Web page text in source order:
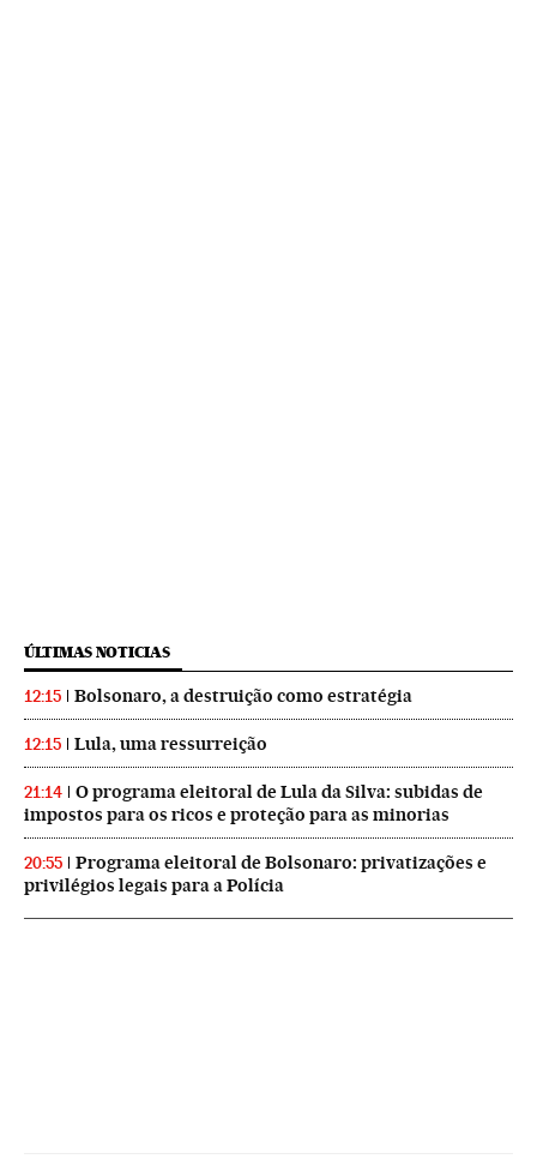
ÚLTIMAS NOTICIAS
12:15 Bolsonaro, a destruição como estratégia
12:15 Lula, uma ressurreição
21:14
O programa eleitoral de Lula da Silva: subidas de
impostos para os ricos e proteção para as minorias
20:55
Programa eleitoral de Bolsonaro: privatizações e
privilégios legais para a Polícia